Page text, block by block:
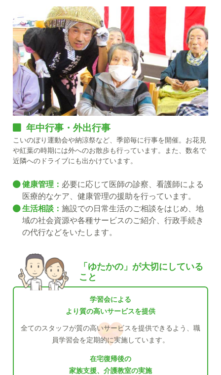
年中行事・外出行事
こいのぼり運動会や納涼祭など、季節毎に行事を開催。お花見
や紅葉の時期には外へのお散歩も行っています。また、数名で
近隣へのドライブにも出かけています。
健康管理： 必要に応じて医師の診察、看護師による
医療的なケア、健康管理の援助を行っています。
生活相談：施設での日常生活のご相談をはじめ、地
域の社会資源や各種サービスのご紹介、行政手続き
の代行などをいたします。
「ゆたかの」が大切にしている
こと
学習会による
より質の高いサービスを提供
全てのスタッフが質の高いサービスを提供できるよう、職
員学習会を定期的に実施しています。
在宅復帰後の
家族支援、介護教室の実施